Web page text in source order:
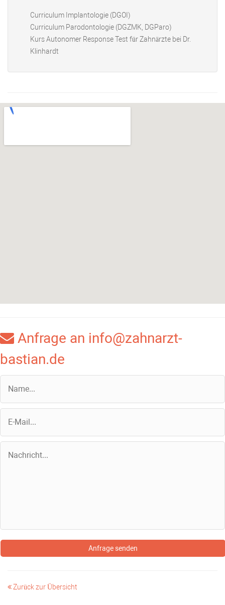
Curriculum Implantologie (DGOI)
Curriculum Parodontologie (DGZMK, DGParo)
Kurs Autonomer Response Test für Zahnärzte bei Dr.
Klinhardt
Anfrage an info@zahnarzt-
bastian.de
Anfrage senden
Zurück zur Übersicht